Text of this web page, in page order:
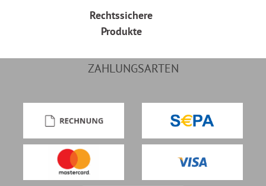
Rechtssichere
Produkte
ZAHLUNGSARTEN